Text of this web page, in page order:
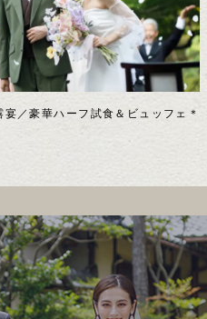
／豪華ハーフ試食＆ビュッフェ＊